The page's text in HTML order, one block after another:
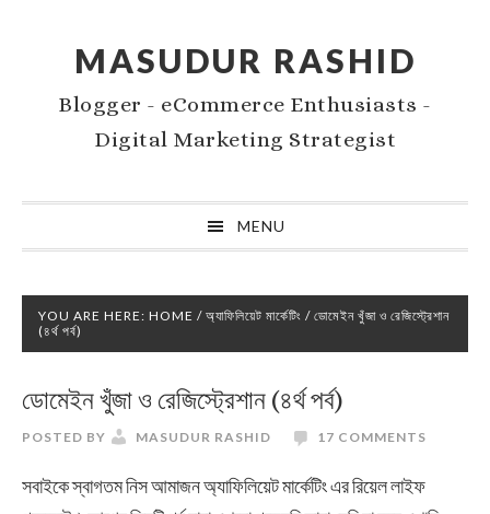
navigation
content
MASUDUR RASHID
Blogger - eCommerce Enthusiasts -
Digital Marketing Strategist
MENU
YOU ARE HERE: HOME / অ্যাফিলিয়েট মার্কেটিং / ডোমেইন খুঁজা ও রেজিস্ট্রেশান
(৪র্থ পর্ব)
ডোমেইন খুঁজা ও রেজিস্ট্রেশান (৪র্থ পর্ব)
POSTED BY MASUDUR RASHID 17 COMMENTS
সবাইকে স্বাগতম নিস আমাজন অ্যাফিলিয়েট মার্কেটিং এর রিয়েল লাইফ